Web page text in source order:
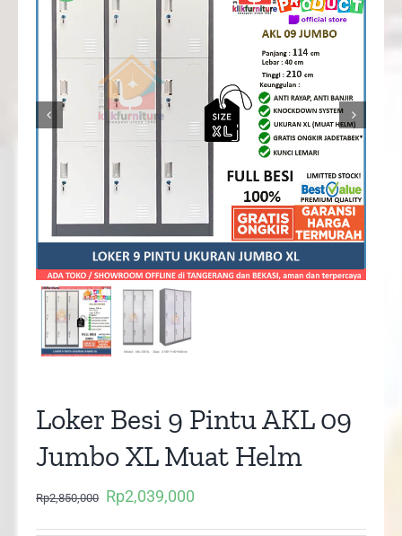
 
Loker Besi 9 Pintu AKL 09
Jumbo XL Muat Helm
Rp2,850,000
Original
Rp2,039,000